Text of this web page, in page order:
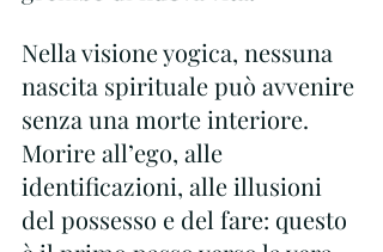
Nella visione yogica, nessuna
nascita spirituale può avvenire
senza una morte interiore.
Morire all’ego, alle
identificazioni, alle illusioni
del possesso e del fare: questo